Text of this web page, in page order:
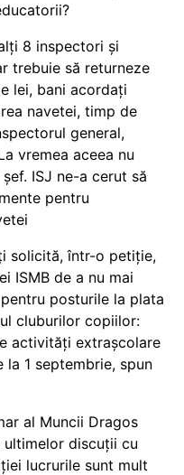
8 inspectori și
trebuie să returneze
lei, bani acordați
navetei, timp de
general,
vremea aceea nu
ISJ ne-a cerut să
pentru
solicită, într-o petiție,
ISMB de a nu mai
posturile la plata
cluburilor copiilor:
activități extrașcolare
la 1 septembrie, spun
al Muncii Dragos
ultimelor discuții cu
lucrurile sunt mult